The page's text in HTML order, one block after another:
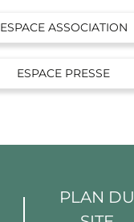
ESPACE ASSOCIATION
ESPACE PRESSE
PLAN DU